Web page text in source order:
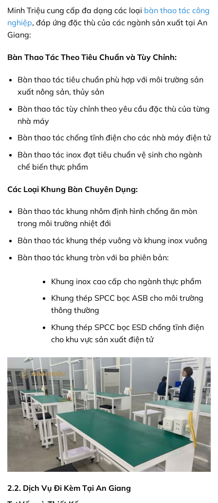
Minh Triệu cung cấp đa dạng các loại bàn thao tác công
nghiệp, đáp ứng đặc thù của các ngành sản xuất tại An
Giang:
Bàn Thao Tác Theo Tiêu Chuẩn và Tùy Chỉnh:
Bàn thao tác tiêu chuẩn phù hợp với môi trường sản
xuất nông sản, thủy sản
Bàn thao tác tùy chỉnh theo yêu cầu đặc thù của từng
nhà máy
Bàn thao tác chống tĩnh điện cho các nhà máy điện tử
Bàn thao tác inox đạt tiêu chuẩn vệ sinh cho ngành
chế biến thực phẩm
Các Loại Khung Bàn Chuyên Dụng:
Bàn thao tác khung nhôm định hình chống ăn mòn
trong môi trường nhiệt đới
Bàn thao tác khung thép vuông và khung inox vuông
Bàn thao tác khung tròn với ba phiên bản:
Khung inox cao cấp cho ngành thực phẩm
Khung thép SPCC bọc ASB cho môi trường
thông thường
Khung thép SPCC bọc ESD chống tĩnh điện
cho khu vực sản xuất điện tử
2.2. Dịch Vụ Đi Kèm Tại An Giang